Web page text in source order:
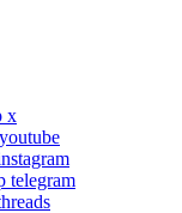
x
telegram